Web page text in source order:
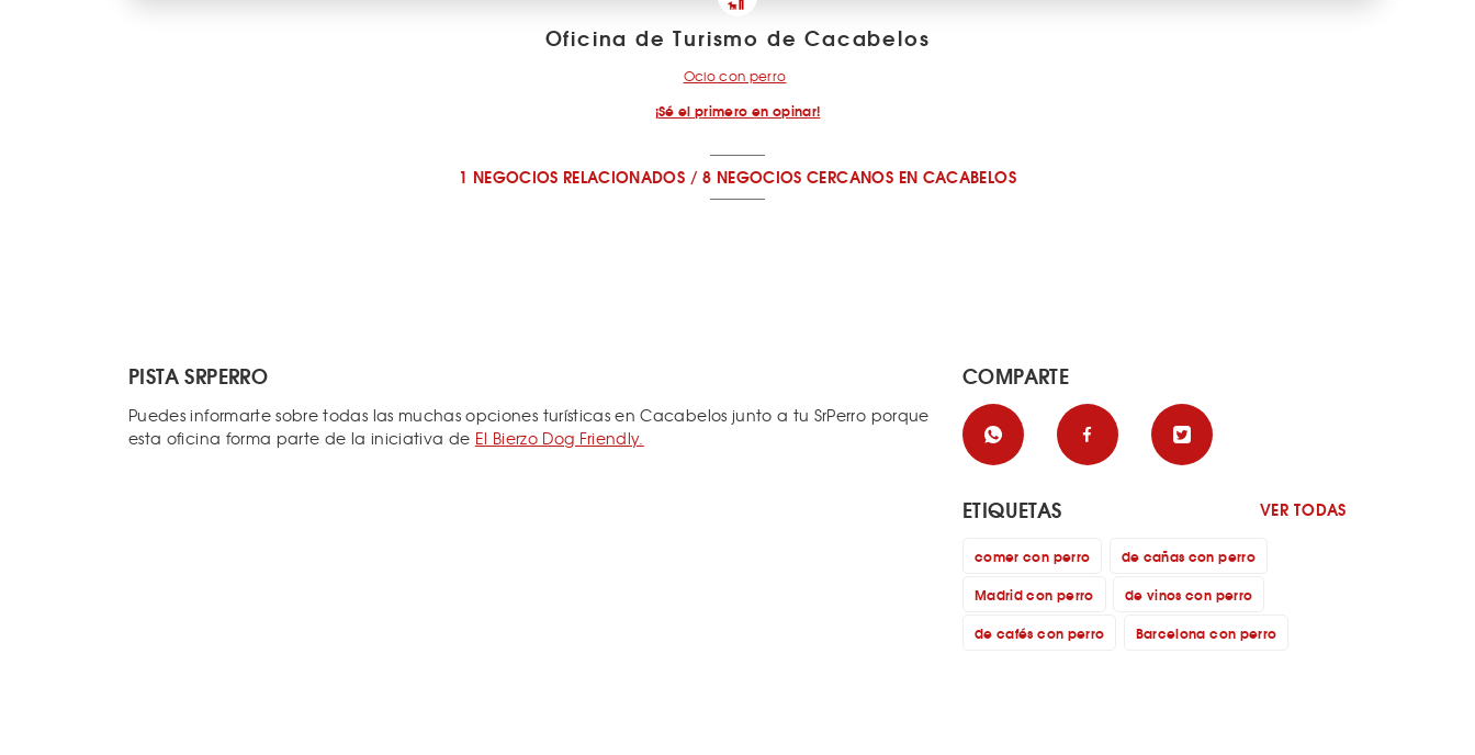
Oficina de Turismo de Cacabelos
Ocio con perro
¡Sé el primero en opinar!
1 NEGOCIOS RELACIONADOS /8 NEGOCIOS CERCANOS EN CACABELOS
PISTA SRPERRO
Puedes informarte sobre todas las muchas opciones turísticas en Cacabelos junto a tu SrPerro porque
esta oficina forma parte de la iniciativa de El Bierzo Dog Friendly.
COMPARTE
ETIQUETAS VER TODAS
comer con perro
de cañas con perro
Madrid con perro
de vinos con perro
de cafés con perro
Barcelona con perro